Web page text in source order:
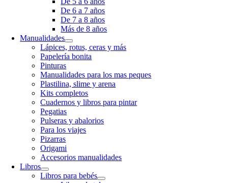
De 6 a 7 años
De 7 a 8 años
Más de 8 años
Manualidades
Lápices, rotus, ceras y más
Papelería bonita
Pinturas
Manualidades para los mas peques
Plastilina, slime y arena
Kits completos
Cuadernos y libros para pintar
Pegatias
Pulseras y abalorios
Para los viajes
Pizarras
Origami
Accesorios manualidades
Libros
Libros para bebés